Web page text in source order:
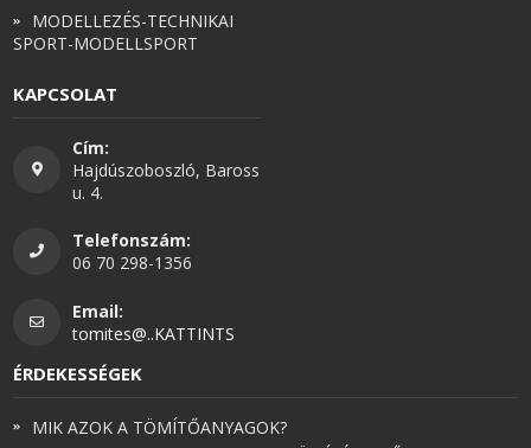
MODELLEZÉS-TECHNIKAI
SPORT-MODELLSPORT
KAPCSOLAT
Cím:
Hajdúszoboszló, Baross
u. 4.
Telefonszám:
06 70 298-1356
Email:
tomites@..KATTINTS
ÉRDEKESSÉGEK
MIK AZOK A TÖMÍTŐANYAGOK?